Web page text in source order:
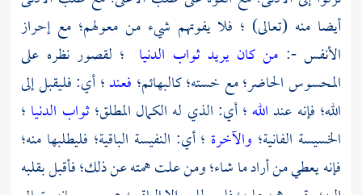
أيضا منه (تعالى) ؛ فلا يفوتهم شيء من معولهم؛ مع إحراز
الأنفس -: من كان يريد ثواب الدنيا ؛ لقصور نظره على
المحسوس الحاضر؛ مع خسته؛ كالبهائم؛ فعند؛ أي: فليقبل إلى
الله؛ فإنه عندالله؛ أي: الذي له الكمال المطلق؛ثواب الدنيا ؛
الخسيسة الفانية؛ والآخرة ؛ أي: النفيسة الباقية؛ فليطلبها منه؛
فإنه يعطي من أراد ما شاء؛ ومن علت همته عن ذلك؛ فأقبل بقلبه